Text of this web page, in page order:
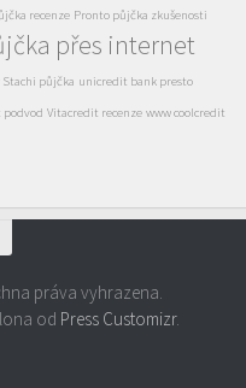
recenze Pronto půjčka zkušenosti
přes internet
Stachi půjčka unicredit bank presto
podvod Vitacredit recenze www coolcredit
práva vyhrazena.
od Press Customizr.